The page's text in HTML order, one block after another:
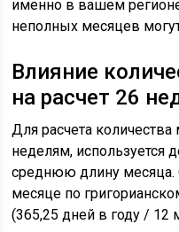
именно в вашем
неполных месяцев могут
Влияние
на расчет 26
Для расчета
неделям, используется
среднюю длину месяца.
месяце по
(365,25 дней в году / 12